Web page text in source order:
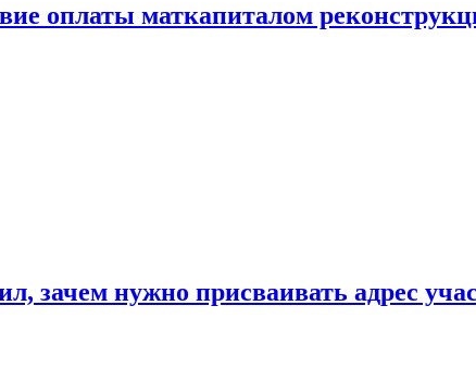
оплаты маткапиталом
зачем нужно присваивать адрес